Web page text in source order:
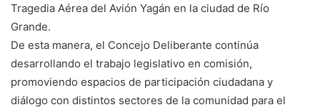
Tragedia Aérea del Avión Yagán en la ciudad de Río
Grande.
De esta manera, el Concejo Deliberante continúa
desarrollando el trabajo legislativo en comisión,
promoviendo espacios de participación ciudadana y
diálogo con distintos sectores de la comunidad para el